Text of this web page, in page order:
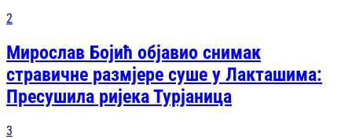
2
Мирослав Бојић објавио снимак
стравичне размјере суше у Лакташима:
Пресушила ријека Турјаница
3